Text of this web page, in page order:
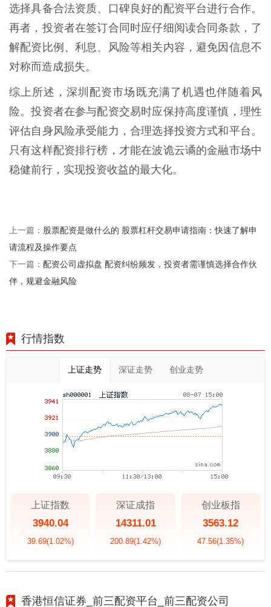
选择具备合法资质、口碑良好的配资平台进行合作。
再者，投资者在签订合同时应仔细阅读合同条款，了
解配资比例、利息、风险等相关内容，避免因信息不
对称而造成损失。
综上所述，深圳配资市场既充满了机遇也伴随着风
险。投资者在参与配资交易时应保持高度谨慎，理性
评估自身风险承受能力，合理选择投资方式和平台。
只有这样配资排行榜，才能在波诡云谲的金融市场中
稳健前行，实现投资收益的最大化。
上一篇： 股票配资是做什么的 股票杠杆交易申请指南：快速了解申
请流程及操作要点
下一篇： 配资公司虚拟盘 配资纠纷频发，投资者需谨慎选择合作伙
伴，规避金融风险
行情指数
上证走势 深证走势 创业走势
上证指数
3940.04
39.69(1.02%)
深证成指
14311.01
200.89(1.42%)
创业板指
3563.12
47.56(1.35%)
香港恒信证券_前三配资平台_前三配资公司